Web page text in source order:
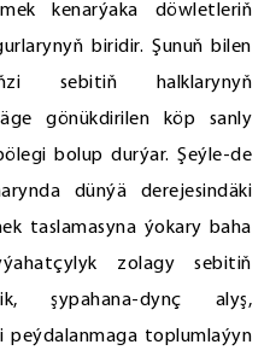
kenarýaka döwletleriň
biridir. Şunuň bilen
sebitiň halklarynyň
gönükdirilen köp sanly
bolup durýar. Şeýle-de
dünýä derejesindäki
taslamasyna ýokary baha
zolagy sebitiň
şypahana-dynç alyş,
peýdalanmaga toplumlaýyn